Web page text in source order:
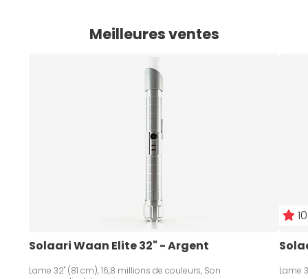
Meilleures ventes
Solaari Waan Elite 32" - Argent
Lame 32" (81 cm), 16,8 millions de couleurs, Son
Lame